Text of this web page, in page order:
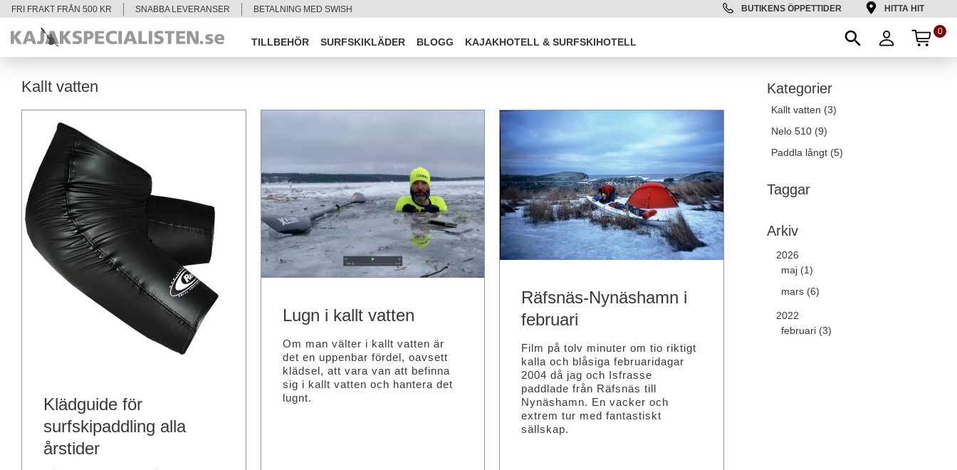
FRI FRAKT FRÅN 500 KR SNABBA LEVERANSER BETALNING MED SWISH BUTIKENS ÖPPETTIDER HITTA HIT
TILLBEHÖR SURFSKIKLÄDER BLOGG KAJAKHOTELL & SURFSKIHOTELL
0
Kallt vatten
Klädguide för
surfskipaddling alla
årstider
Lugn i kallt vatten
Om man välter i kallt vatten är
det en uppenbar fördel, oavsett
klädsel, att vara van att befinna
sig i kallt vatten och hantera det
lugnt.
Räfsnäs-Nynäshamn i
februari
Film på tolv minuter om tio riktigt
kalla och blåsiga februaridagar
2004 då jag och Isfrasse
paddlade från Räfsnäs till
Nynäshamn. En vacker och
extrem tur med fantastiskt
sällskap.
Kategorier
Kallt vatten (3)
Nelo 510 (9)
Paddla långt (5)
Taggar
Arkiv
2026
maj (1)
mars (6)
2022
februari (3)